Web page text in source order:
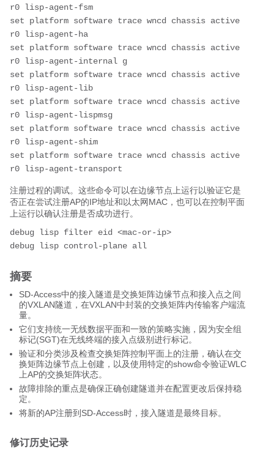
r0 lisp-agent-fsm
set platform software trace wncd chassis active
r0 lisp-agent-ha
set platform software trace wncd chassis active
r0 lisp-agent-internal g
set platform software trace wncd chassis active
r0 lisp-agent-lib
set platform software trace wncd chassis active
r0 lisp-agent-lispmsg
set platform software trace wncd chassis active
r0 lisp-agent-shim
set platform software trace wncd chassis active
r0 lisp-agent-transport
注册过程的调试。 这些命令可以在边缘节点上运行以验证它是
否正在尝试注册AP的IP地址和以太网MAC，也可以在控制平面
上运行以确认注册是否成功进行。
debug lisp filter eid <mac-or-ip>
debug lisp control-plane all
摘要
SD-Access中的接入隧道是交换矩阵边缘节点和接入点之间
的VXLAN隧道，在VXLAN中封装的交换矩阵内传输客户端流
量。
它们支持统一无线数据平面和一致的策略实施，因为安全组
标记(SGT)在无线终端的接入点级别进行标记。
验证和分类涉及检查交换矩阵控制平面上的注册，确认在交
换矩阵边缘节点上创建，以及使用特定的show命令验证WLC
上AP的交换矩阵状态。
故障排除的重点是确保正确创建隧道并在配置更改后保持稳
定。
将新的AP注册到SD-Access时，接入隧道是最终目标。
修订历史记录